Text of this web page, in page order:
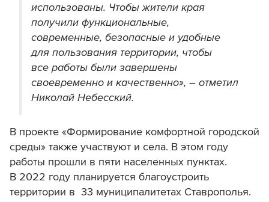
использованы. Чтобы жители края
получили функциональные,
современные, безопасные и удобные
для пользования территории, чтобы
все работы были завершены
своевременно и качественно», – отметил
Николай Небесский.
В проекте «Формирование комфортной городской
среды» также участвуют и села. В этом году
работы прошли в пяти населенных пунктах.
В 2022 году планируется благоустроить
территории в 33 муниципалитетах Ставрополья.